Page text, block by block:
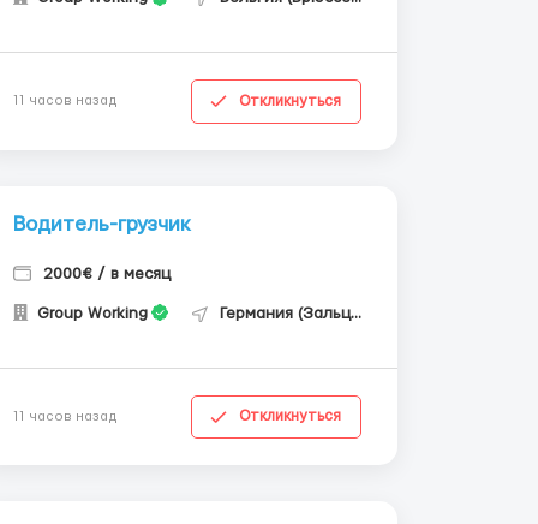
11 часов назад Откликнуться
Водитель-грузчик
2000€ / в месяц
Group Working Германия (Зальцгиттер)
11 часов назад Откликнуться